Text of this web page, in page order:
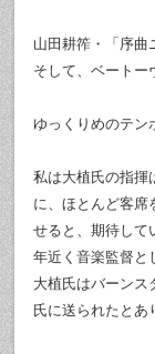
山田耕筰・「序曲
そして、ベートー
ゆっくりめのテン
私は大植氏の指揮
に、ほとんど客席
せると、期待して
年近く音楽監督と
大植氏はバーンス
氏に送られたとあ